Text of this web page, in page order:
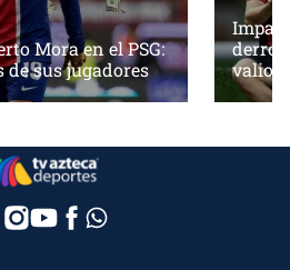
Mora en el PSG:
de sus jugadores